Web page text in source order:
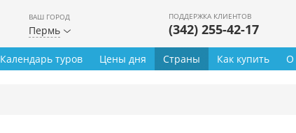
ВАШ ГОРОД
Пермь
ПОДДЕРЖКА КЛИЕНТОВ
(342) 255-42-17
Календарь туров Цены дня Страны Как купить О